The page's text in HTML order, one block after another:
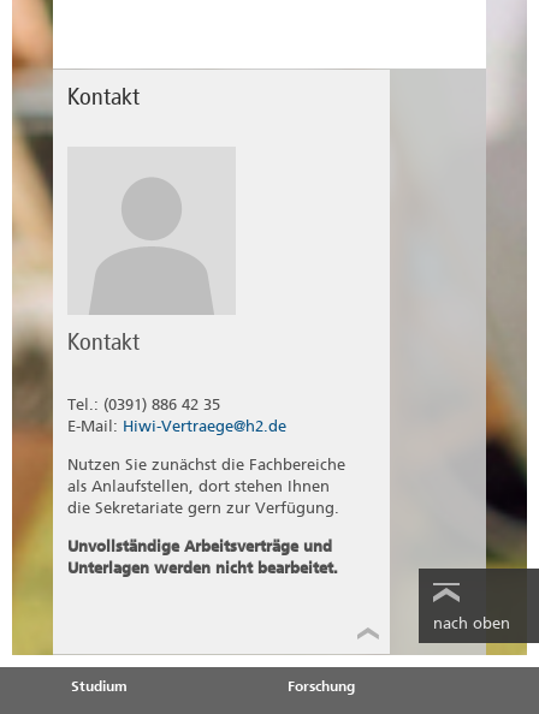
Kontakt
Kontakt
Tel.: (0391) 886 42 35
E-Mail: Hiwi-Vertraege@h2.de
Nutzen Sie zunächst die Fachbereiche
als Anlaufstellen, dort stehen Ihnen
die Sekretariate gern zur Verfügung.
Unvollständige Arbeitsverträge und
Unterlagen werden nicht bearbeitet.
nach oben
Studium Forschung